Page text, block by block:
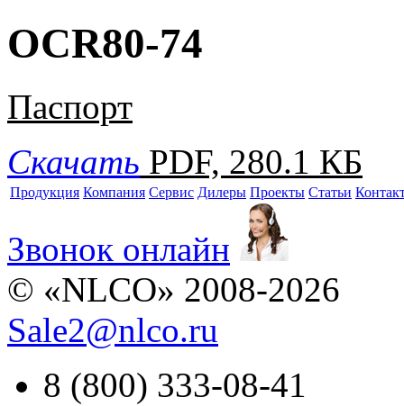
OCR80-74
Паспорт
Скачать PDF, 280.1 КБ
Продукция Компания Сервис Дилеры Проекты Статьи
Звонок онлайн
© «NLCO» 2008-2026
Sale2@nlco.ru
8 (800) 333-08-41